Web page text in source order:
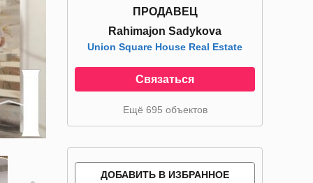
ПРОДАВЕЦ
Rahimajon Sadykova
Union Square House Real Estate
Связаться
Ещё 695 объектов
ДОБАВИТЬ В ИЗБРАННОЕ